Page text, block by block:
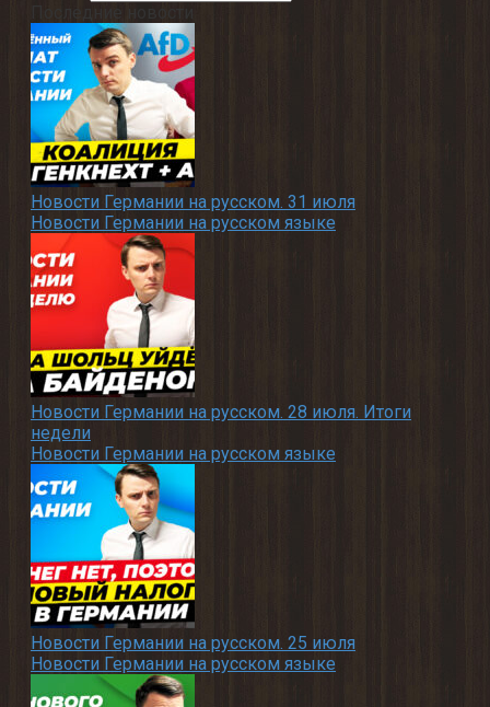
Последние новости
Новости Германии на русском. 31 июля
Новости Германии на русском языке
Новости Германии на русском. 28 июля. Итоги
недели
Новости Германии на русском языке
Новости Германии на русском. 25 июля
Новости Германии на русском языке